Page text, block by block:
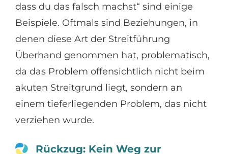
dass du das falsch machst“ sind einige
Beispiele. Oftmals sind Beziehungen, in
denen diese Art der Streitführung
Überhand genommen hat, problematisch,
da das Problem offensichtlich nicht beim
akuten Streitgrund liegt, sondern an
einem tieferliegenden Problem, das nicht
verziehen wurde.
Rückzug: Kein Weg zur